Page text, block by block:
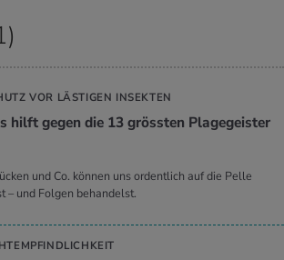
VOR LÄSTIGEN INSEKTEN
hilft gegen die 13 gröss­ten Pla­ge­geis­ter
und Co. können uns ordentlich auf die Pelle
– und Folgen behandelst.